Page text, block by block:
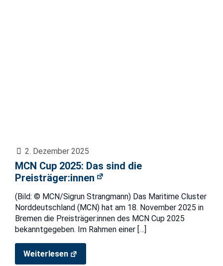
2. Dezember 2025
MCN Cup 2025: Das sind die
Preisträger:innen
(Bild: © MCN/Sigrun Strangmann) Das Maritime Cluster
Norddeutschland (MCN) hat am 18. November 2025 in
Bremen die Preisträger:innen des MCN Cup 2025
bekanntgegeben. Im Rahmen einer […]
Weiterlesen